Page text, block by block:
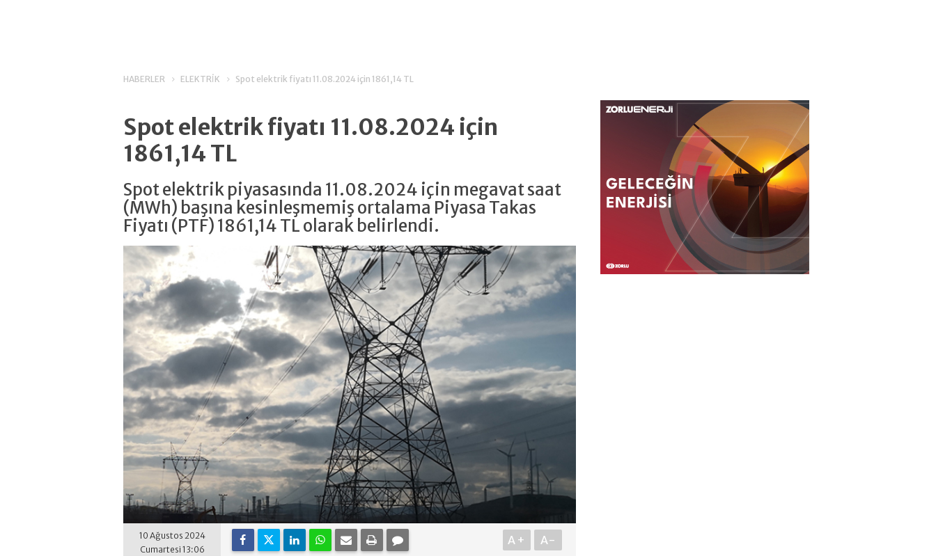
HABERLER ELEKTRİK Spot elektrik fiyatı 11.08.2024 için 1861,14 TL
Spot elektrik fiyatı 11.08.2024 için
1861,14 TL
Spot elektrik piyasasında 11.08.2024 için megavat saat
(MWh) başına kesinleşmemiş ortalama Piyasa Takas
Fiyatı (PTF) 1861,14 TL olarak belirlendi.
10 Ağustos 2024
Cumartesi 13:06
A+ A-